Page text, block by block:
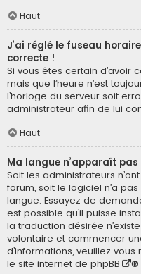
Haut
J’ai réglé le fuseau
correcte !
Si vous êtes certain d’avoir
mais que l’heure n’est
l’horloge du serveur soit
administrateur afin de lui
Haut
Ma langue n’apparaît
Soit les administrateurs
forum, soit le logiciel n’a
langue. Essayez de
est possible qu’il puisse
la traduction désirée
volontaire et commencer
d’informations, veuillez vous
le site internet de phpBB
®